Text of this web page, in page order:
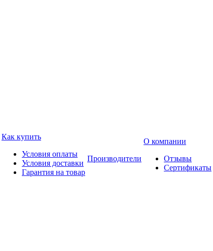
Как купить
Условия оплаты
Условия доставки
Гарантия на товар
Производители
О компании
Отзывы
Сертификаты